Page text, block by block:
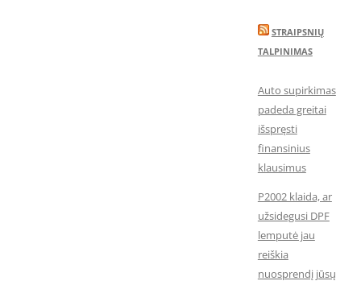
STRAIPSNIŲ
TALPINIMAS
Auto supirkimas
padeda greitai
išspręsti
finansinius
klausimus
P2002 klaida, ar
užsidegusi DPF
lemputė jau
reiškia
nuosprendį jūsų